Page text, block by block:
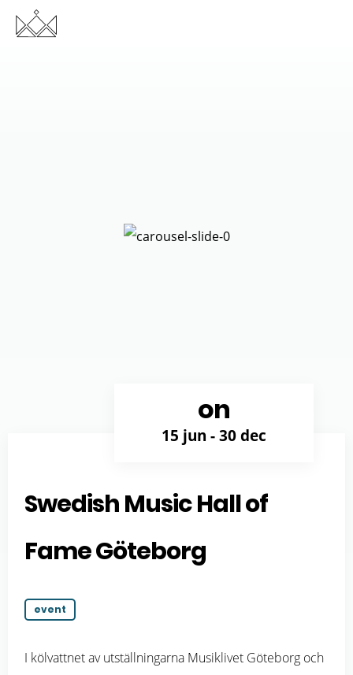
on
15 jun - 30 dec
Swedish Music Hall of
Fame Göteborg
event
I kölvattnet av utställningarna Musiklivet Göteborg och